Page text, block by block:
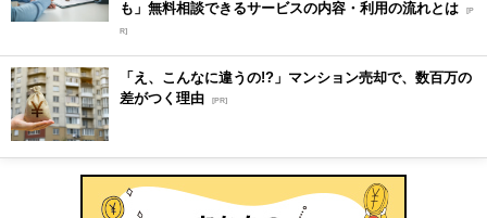
も」無料相談できるサービスの内容・利用の流れとは [P
R]
「え、こんなに違うの!?」マンション売却で、数百万の
差がつく理由 [PR]